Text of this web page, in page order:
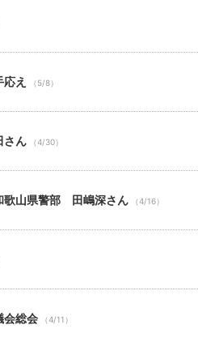
え （5/8）
さん （4/30）
山県警部 田嶋深さん （4/16）
会総会 （4/11）